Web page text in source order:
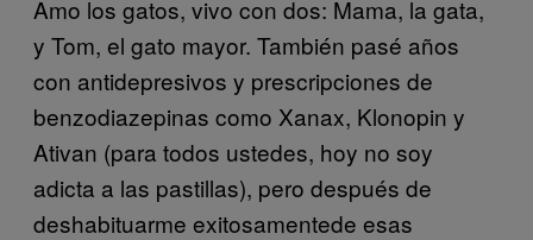
Amo los gatos, vivo con dos: Mama, la gata,
y Tom, el gato mayor. También pasé años
con antidepresivos y prescripciones de
benzodiazepinas como Xanax, Klonopin y
Ativan (para todos ustedes, hoy no soy
adicta a las pastillas), pero después de
deshabituarme exitosamentede esas